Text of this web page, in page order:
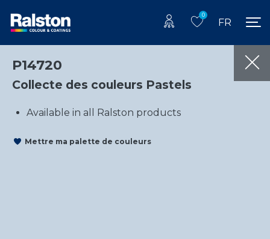
0
FR
P14720
Collecte des couleurs Pastels
Available in all Ralston products
Mettre ma palette de couleurs